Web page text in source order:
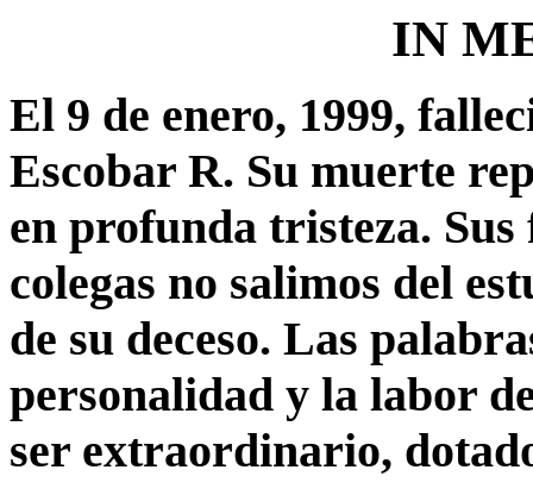
IN
El 9 de enero, 1999,
Escobar R. Su muerte
en profunda tristeza.
colegas no salimos del
de su deceso. Las
personalidad y la labor
ser extraordinario,